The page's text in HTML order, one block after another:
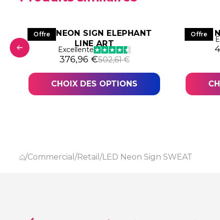
€.
€.
Offre
LED NEON SIGN ELEPHANT
LINE ART
Excellente
502,61€
Le prix initial était : 502,61 €.
376,96 €
Le prix actuel est : 376,96 €.
CHOIX DES OPTIONS
Offre
LED
/Commercial /Retail /LED Neon Sign SWEAT